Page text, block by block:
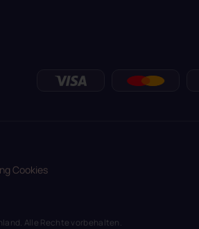
Cookies
. Alle Rechte vorbehalten.